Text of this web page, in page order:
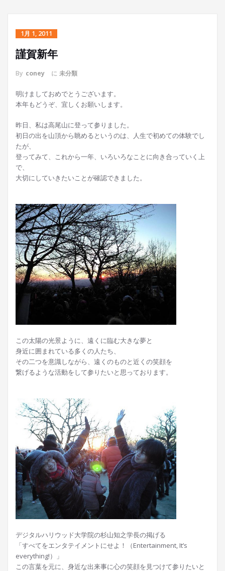
1月 1, 2011
謹賀新年
By coney に 未分類
明けましておめでとうございます。
本年もどうぞ、宜しくお願いします。
昨日、私は高尾山に登って参りました。
初日の出を山頂から眺めるというのは、人生で初めての体験でし
たが、
登ってみて、これから一年、いろいろなことに向き合っていく上
で、
大切にしていきたいことが確認できました。
この太陽の光景ように、遠くに臨む大きな夢と
身近に囲まれている多くの人たち、
その二つを意識しながら、遠くのものと近くの笑顔を
繋げるような活動をして参りたいと思っております。
デジタルハリウッド大学院の杉山知之学長の掲げる
「すべてをエンタテイメントにせよ！（Entertainment, It’s
everything!）」
この言葉を元に、身近な出来事に心の笑顔を見つけて参りたいと